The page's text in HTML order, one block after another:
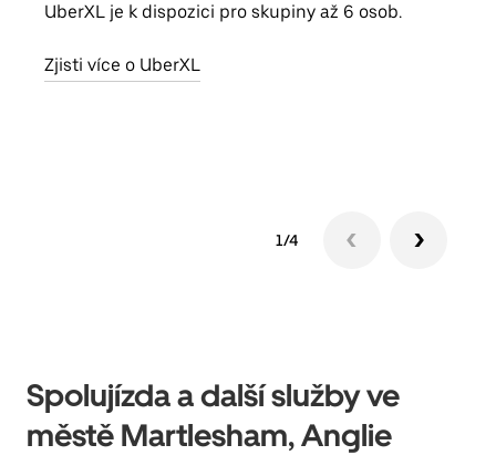
UberXL je k dispozici pro skupiny až 6 osob.
Zjisti více o UberXL
1/4
Spolujízda a další služby ve
městě Martlesham, Anglie